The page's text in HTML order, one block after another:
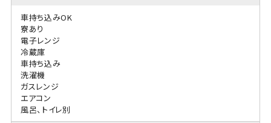
車持ち込みOK
寮あり
電子レンジ
冷蔵庫
車持ち込み
洗濯機
ガスレンジ
エアコン
風呂、トイレ別